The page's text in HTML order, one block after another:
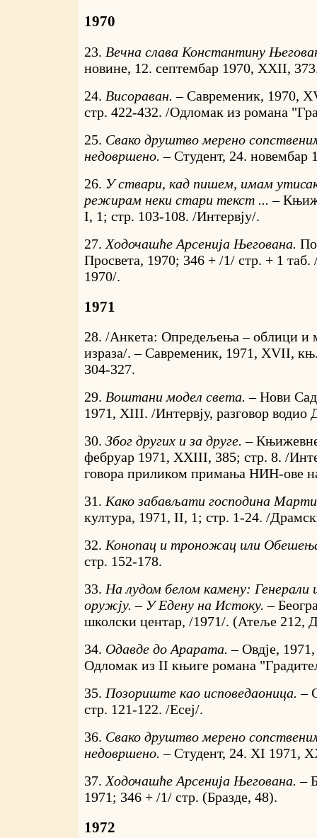
1970
23. Вечна слава Константину
новине, 12. септембар 1970, XXII,
24. Висораван. –Савременик, 1970,
стр. 422-432. /Одломак из романа
25. Свако друштво мерено
недовршено. –Студент, 24. новембар
26. У ствари, кад пишем, имам
режирам неки стари текст ... –
I, 1; стр. 103-108. /Интервју/.
27. Ходочашће Арсенија Његована.
Просвета, 1970; 346 + /1/ стр. + 1 таб.
1970/.
1971
28. /Анкета: Опредељења – облици и
израза/. – Савременик, 1971, XVII,
304-327.
29. Воштани модел света. –Нови
1971, XIII. /Интервју, разговор водио
30. Због других и за друге. –
фебруар 1971, XXIII, 385; стр. 8. /
говора приликом примања НИН-ове
31.Како забављати господина
култура, 1971, II, 1; стр. 1-24. /
32.Конопац и троножац или
стр. 152-178.
33.На лудом белом камену: Генерали
оружју. – У Едену на Истоку. –
школски центар, /1971/. (Атеље 212,
34. Одавде до Арарата. –Овдје,
Одломак из II књиге романа
35. Позориште као исповедаоница. –
стр. 121-122. /Есеј/.
36. Свако друштво мерено
недовршено. –Студент, 24. XI 1971,
37.Ходочашће Арсенија Његована. –
1971; 346 + /1/ стр. (Бразде, 48).
1972